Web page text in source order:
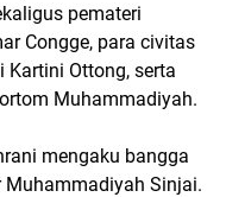
pemateri
Congge, para civitas
Ottong, serta
Muhammadiyah.
mengaku bangga
Muhammadiyah Sinjai.